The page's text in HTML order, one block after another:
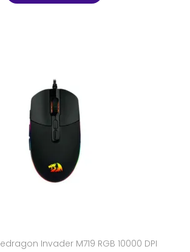
Invader M719 RGB 10000 DPI